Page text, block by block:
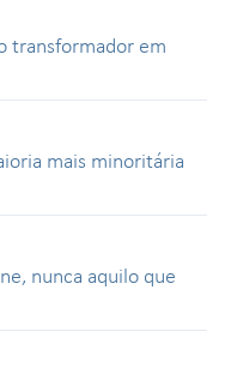
transformador em
mais minoritária
nunca aquilo que